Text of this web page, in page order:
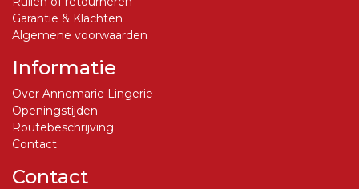
Garantie & Klachten
Algemene voorwaarden
Informatie
Over Annemarie Lingerie
Openingstijden
Routebeschrijving
Contact
Contact